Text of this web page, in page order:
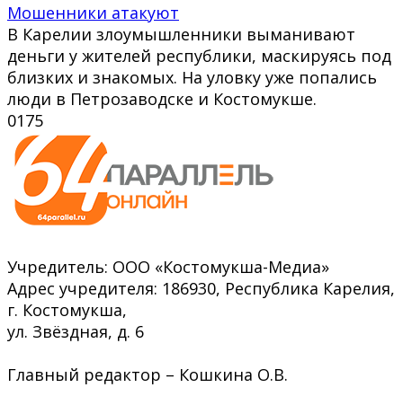
Мошенники атакуют
В Карелии злоумышленники выманивают
деньги у жителей республики, маскируясь под
близких и знакомых. На уловку уже попались
люди в Петрозаводске и Костомукше.
0175
Учредитель: ООО «Костомукша-Медиа»
Адрес учредителя: 186930, Республика Карелия,
г. Костомукша,
ул. Звёздная, д. 6
Главный редактор – Кошкина О.В.